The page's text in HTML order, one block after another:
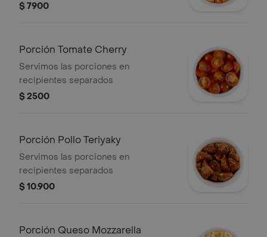
$ 7900
Porción Tomate Cherry
Servimos las porciones en
recipientes separados
$ 2500
Porción Pollo Teriyaky
Servimos las porciones en
recipientes separados
$ 10.900
Porción Queso Mozzarella